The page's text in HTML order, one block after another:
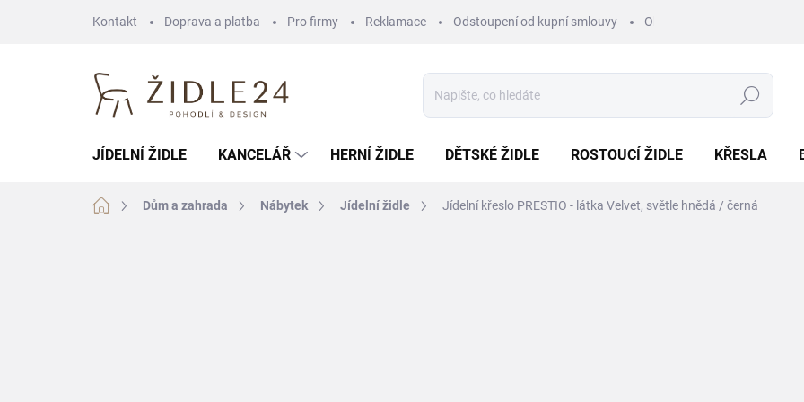
Kontakt Doprava a platba Pro firmy Reklamace Odstoupení od kupní smlouvy Obchodní podmínky
Hledat
JÍDELNÍ ŽIDLE KANCELÁŘ HERNÍ ŽIDLE DĚTSKÉ ŽIDLE ROSTOUCÍ ŽIDLE KŘESLA
Domů Dům a zahrada Nábytek Jídelní židle Jídelní křeslo PRESTIO - látka Velvet, světle hnědá / černá